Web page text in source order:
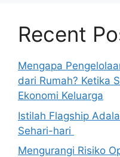
Recent
Mengapa
dari Rumah? Ketika
Ekonomi Keluarga
Istilah Flagship
Sehari-hari
Mengurangi Risiko